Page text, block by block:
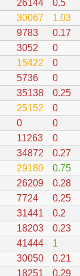
26144 0.5
30067 1.03
9783 0.17
3052 0
15422 0
5736 0
35138 0.25
25152 0
0 0
11263 0
34872 0.27
29180 0.75
26209 0.28
7724 0.25
31441 0.2
18203 0.23
41444 1
30050 0.21
18251 0.29